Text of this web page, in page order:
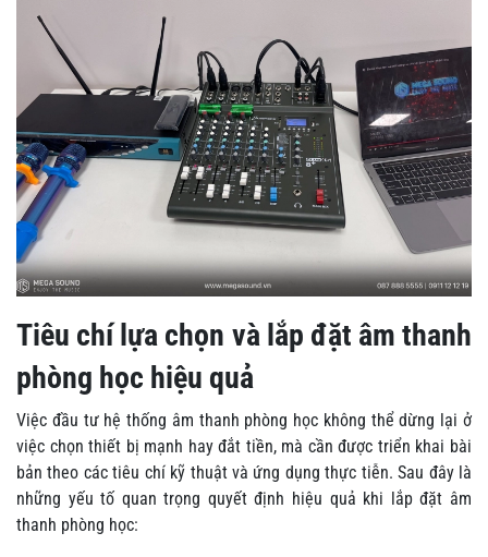
Tiêu chí lựa chọn và lắp đặt âm thanh
phòng học hiệu quả
Việc đầu tư hệ thống âm thanh phòng học không thể dừng lại ở
việc chọn thiết bị mạnh hay đắt tiền, mà cần được triển khai bài
bản theo các tiêu chí kỹ thuật và ứng dụng thực tiễn. Sau đây là
những yếu tố quan trọng quyết định hiệu quả khi lắp đặt âm
thanh phòng học: